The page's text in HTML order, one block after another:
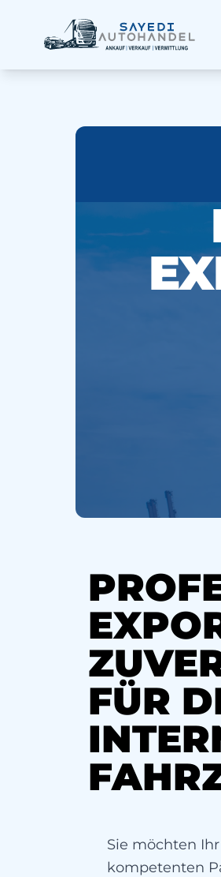
FÜR
Sie möchten
kompetenten